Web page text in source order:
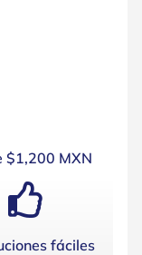
$1,200 MXN
fáciles